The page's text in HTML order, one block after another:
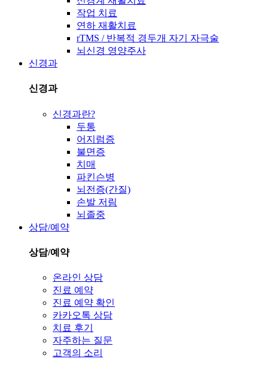
작업 치료
연하 재활치료
rTMS / 반복적 경두개 자기 자극술
뇌신경 영양주사
신경과
신경과
신경과란?
두통
어지럼증
불면증
치매
파킨슨병
뇌전증(간질)
손발 저림
뇌졸중
상담/예약
상담/예약
온라인 상담
진료 예약
진료 예약 확인
카카오톡 상담
치료 후기
자주하는 질문
고객의 소리